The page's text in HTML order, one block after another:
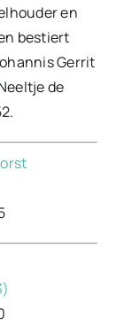
en
bestiert
Gerrit
de